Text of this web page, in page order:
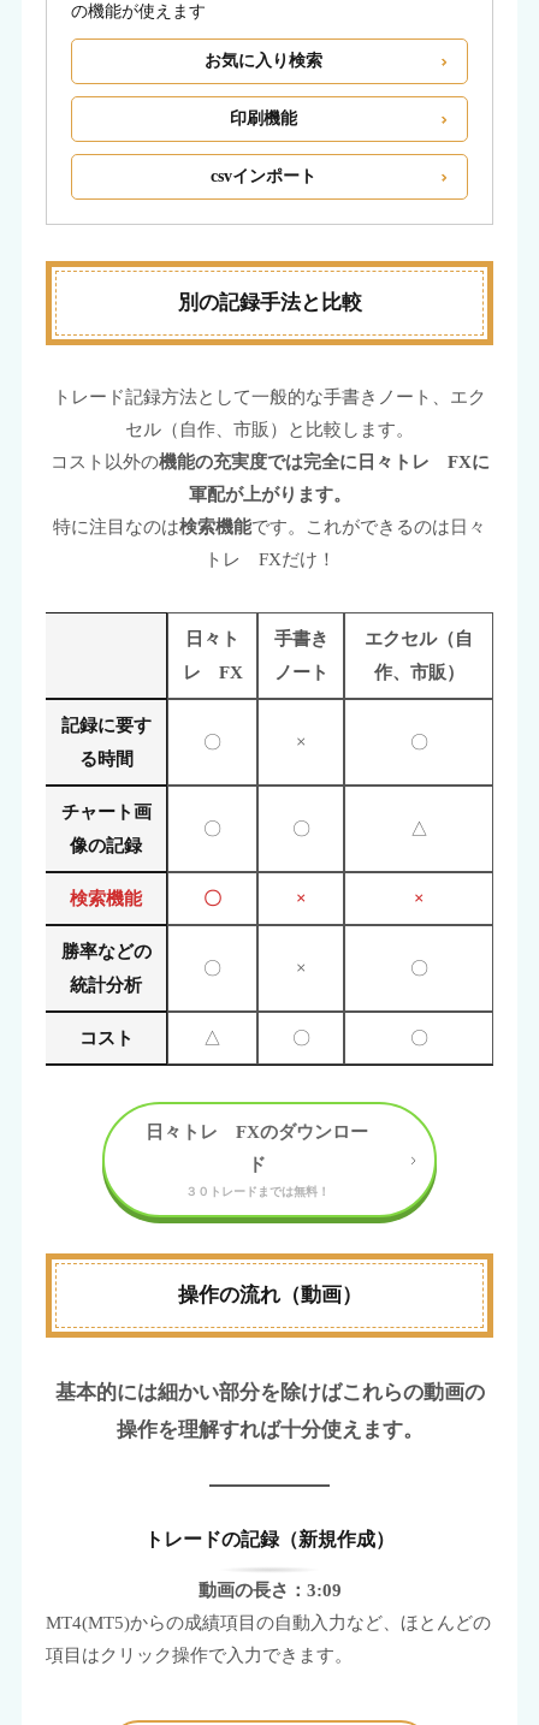
の機能が使えます
お気に入り検索
印刷機能
csvインポート
別の記録手法と比較
トレード記録方法として一般的な手書きノート、エク
セル（自作、市販）と比較します。
コスト以外の機能の充実度では完全に日々トレ FXに
軍配が上がります。
特に注目なのは検索機能です。これができるのは日々
トレ FXだけ！
日々ト
レ FX
手書き
ノート
エクセル（自
作、市販）
記録に要す
る時間
〇 × 〇
チャート画
像の記録
〇 〇 △
検索機能 〇 × ×
勝率などの
統計分析
〇 × 〇
コスト △ 〇 〇
日々トレ FXのダウンロー
ド
操作の流れ（動画）
基本的には細かい部分を除けばこれらの動画の
操作を理解すれば十分使えます。
トレードの記録（新規作成）
動画の長さ：3:09
MT4(MT5)からの成績項目の自動入力など、ほとんどの
項目はクリック操作で入力できます。